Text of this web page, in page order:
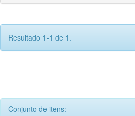
Resultado 1-1 de 1.
Conjunto de itens: